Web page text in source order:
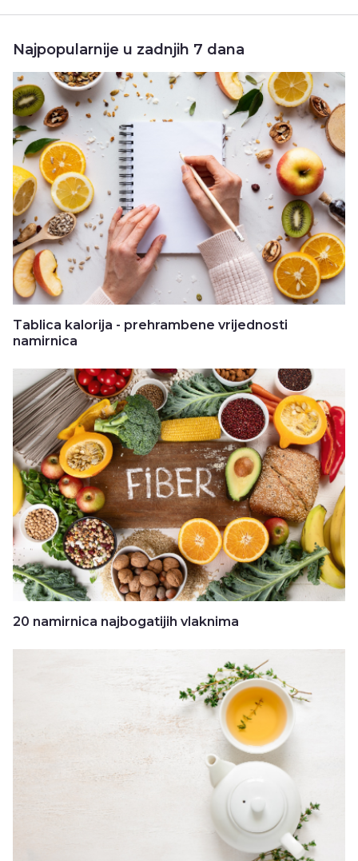
Najpopularnije u zadnjih 7 dana
Tablica kalorija - prehrambene vrijednosti
namirnica
20 namirnica najbogatijih vlaknima